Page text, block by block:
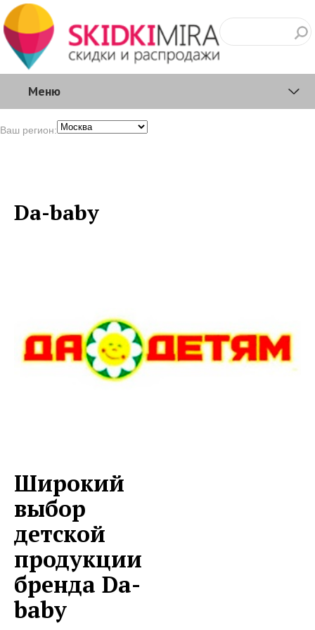
Меню
Ваш регион:
Da-baby
Широкий
выбор
детской
продукции
бренда Da-
baby